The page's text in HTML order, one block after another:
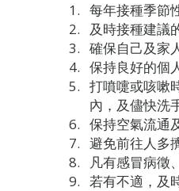
每年接種季節
及時接種建議
確保自己及家
保持良好的個
打噴嚏或咳嗽
內，及儘快洗
保持空氣流通
避免前往人多
凡有感冒病徵
若有不適，及